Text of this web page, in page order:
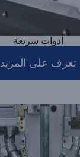
أدوات سريعة
تعرف على المزيد